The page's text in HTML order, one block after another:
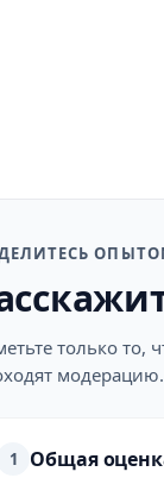
только
модерацию.
1 Общая